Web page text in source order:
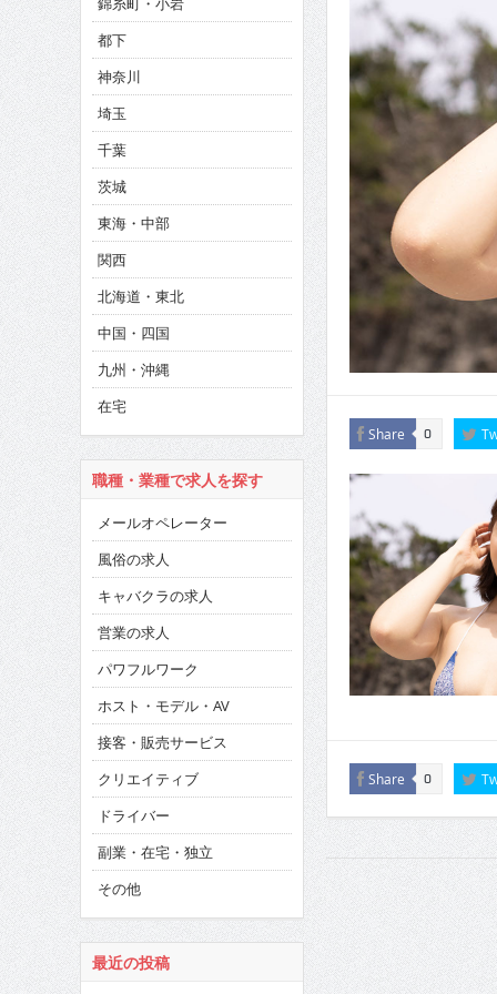
CINEMA×STYLE 286号
CINEMA×STYLE 285号
CINEMA×STYLE 294号
Share 0
Share 0
都下
神奈川
埼玉
千葉
茨城
東海・中部
関西
北海道・東北
中国・四国
九州・沖縄
在宅
職種・業種で求人を探す
メールオペレーター
風俗の求人
キャバクラの求人
営業の求人
パワフルワーク
ホスト・モデル・AV
接客・販売サービス
クリエイティブ
ドライバー
副業・在宅・独立
その他
最近の投稿